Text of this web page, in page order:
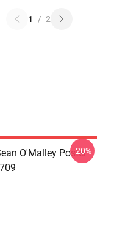
1 / 2
O'Malley Poster
-20%